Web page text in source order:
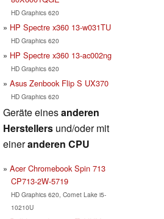
HD Graphics 620
HP Spectre x360 13-w031TU
HD Graphics 620
HP Spectre x360 13-ac002ng
HD Graphics 620
Asus Zenbook Flip S UX370
HD Graphics 620
Geräte einesanderen
Herstellers und/oder mit
eineranderen CPU
Acer Chromebook Spin 713
CP713-2W-5719
HD Graphics 620, Comet Lake i5-
10210U